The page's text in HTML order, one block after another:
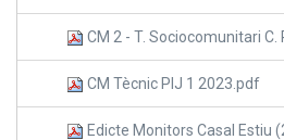
CM 2 - T. Sociocomunitari C.
CM Tècnic PIJ 1 2023.pdf
Edicte Monitors Casal Estiu